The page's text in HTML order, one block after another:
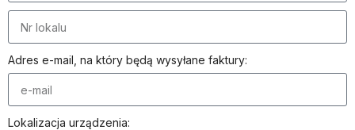
Adres e-mail, na który będą wysyłane faktury:
Lokalizacja urządzenia: